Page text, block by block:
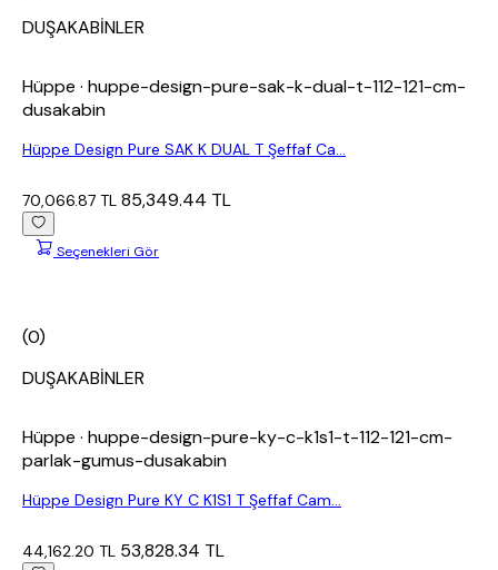
DUŞAKABİNLER
Hüppe · huppe-design-pure-sak-k-dual-t-112-121-cm-
dusakabin
Hüppe Design Pure SAK K DUAL T Şeffaf Ca...
70,066.87 TL 85,349.44 TL
Seçenekleri Gör
(0)
DUŞAKABİNLER
Hüppe · huppe-design-pure-ky-c-k1s1-t-112-121-cm-
parlak-gumus-dusakabin
Hüppe Design Pure KY C K1S1 T Şeffaf Cam...
44,162.20 TL 53,828.34 TL